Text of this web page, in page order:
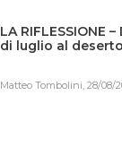
LA RIFLESSIONE
di luglio al deserto
Matteo Tombolini,28/08/